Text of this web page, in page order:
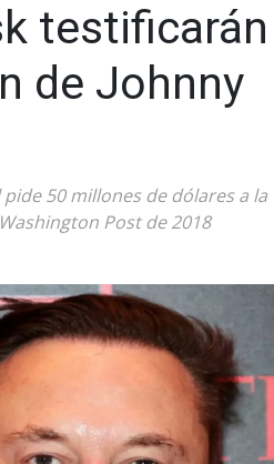
testificarán
de Johnny
50 millones de dólares a la
Post de 2018